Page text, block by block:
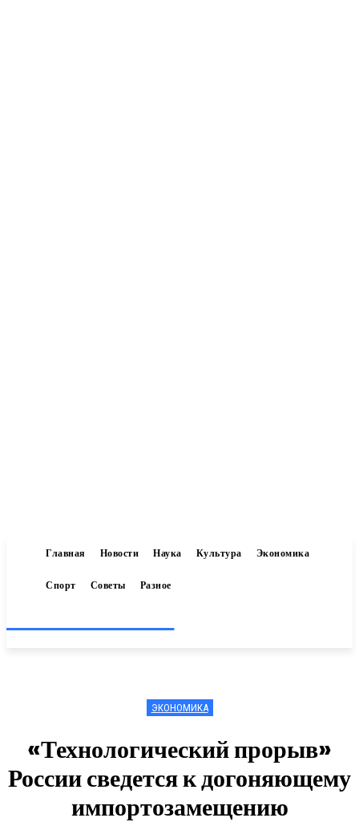
Главная Новости Наука Культура Экономика
Спорт Советы Разное
ЭКОНОМИКА
«Технологический прорыв»
России сведется к догоняющему
импортозамещению